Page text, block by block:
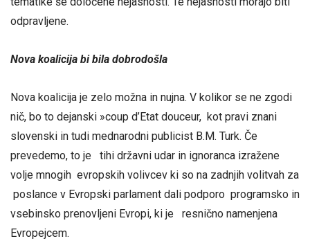
odpravljene.
Nova koalicija bi bila dobrodošla
Nova koalicija je zelo možna in nujna. V kolikor se ne zgodi
nič, bo to dejanski »coup d’Etat douceur, kot pravi znani
slovenski in tudi mednarodni publicist B.M. Turk. Če
prevedemo, to je tihi državni udar in ignoranca izražene
volje mnogih evropskih volivcev ki so na zadnjih volitvah za
poslance v Evropski parlament dali podporo programsko in
vsebinsko prenovljeni Evropi, ki je resnično namenjena
Evropejcem.